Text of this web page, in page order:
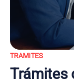
TRAMITES
Trámites